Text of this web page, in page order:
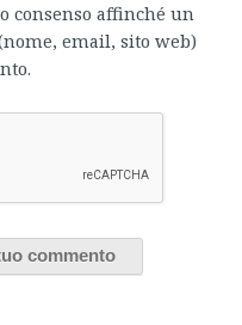
consenso affinché un
email, sito web)